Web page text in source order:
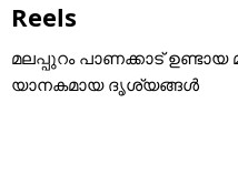
Reels
മലപ്പുറം പാണക്കാട് ഉണ്ടായ
യാനകമായ ദൃശ്യങ്ങൾ